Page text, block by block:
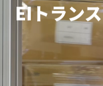
EIトランス